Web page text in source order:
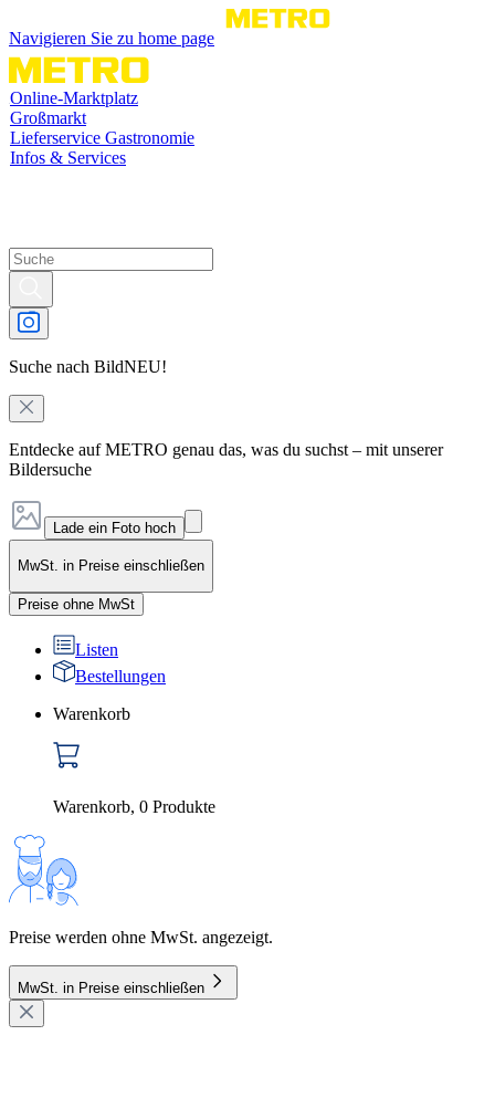
Navigieren Sie zu home page
Online-Marktplatz
Großmarkt
Lieferservice Gastronomie
Infos & Services
Suche nach BildNEU!
Entdecke auf METRO genau das, was du suchst – mit unserer
Bildersuche
Lade ein Foto hoch
MwSt. in Preise einschließen
Preise ohne MwSt
Listen
Bestellungen
Warenkorb
Warenkorb, 0 Produkte
Preise werden ohne MwSt. angezeigt.
MwSt. in Preise einschließen